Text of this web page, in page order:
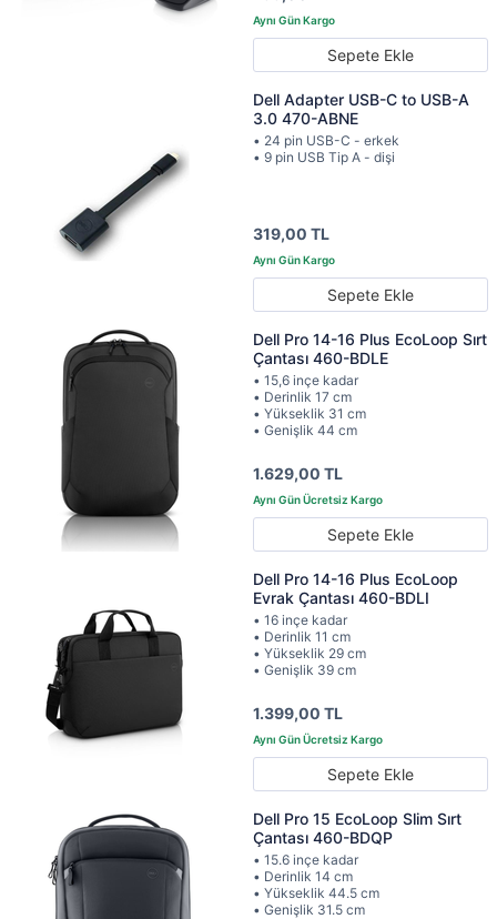
Sepete Ekle
Dell Adapter USB-C to USB-A
3.0 470-ABNE
• 24 pin USB-C - erkek
• 9 pin USB Tip A - dişi
319,00 TL
Sepete Ekle
Dell Pro 14-16 Plus EcoLoop Sırt
Çantası 460-BDLE
• 15,6 inçe kadar
• Derinlik 17 cm
• Yükseklik 31 cm
• Genişlik 44 cm
1.629,00 TL
Sepete Ekle
Dell Pro 14-16 Plus EcoLoop
Evrak Çantası 460-BDLI
• 16 inçe kadar
• Derinlik 11 cm
• Yükseklik 29 cm
• Genişlik 39 cm
1.399,00 TL
Sepete Ekle
Dell Pro 15 EcoLoop Slim Sırt
Çantası 460-BDQP
• 15.6 inçe kadar
• Derinlik 14 cm
• Yükseklik 44.5 cm
• Genişlik 31.5 cm